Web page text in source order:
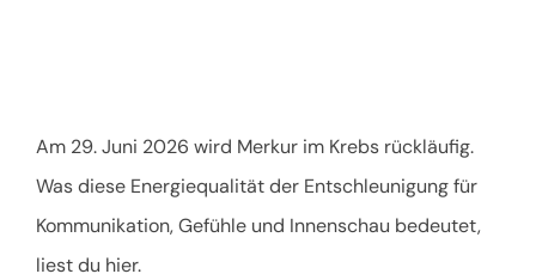
Am 29. Juni 2026 wird Merkur im Krebs rückläufig.
Was diese Energiequalität der Entschleunigung für
Kommunikation, Gefühle und Innenschau bedeutet,
liest du hier.